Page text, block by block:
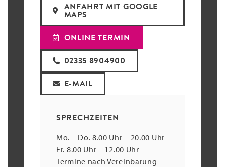
ANFAHRT MIT GOOGLE
MAPS
ONLINE TERMIN
02335 8904900
E-MAIL
SPRECHZEITEN
Mo. – Do. 8.00 Uhr – 20.00 Uhr
Fr. 8.00 Uhr – 12.00 Uhr
Termine nach Vereinbarung